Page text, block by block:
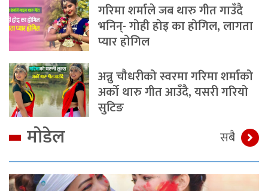
गरिमा शर्माले जब थारु गीत गाउँदै
भनिन्- गोही होइ का होगिल, लागता
प्यार होगिल
अन्नु चौधरीको स्वरमा गरिमा शर्माको
अर्को थारु गीत आउँदै, यसरी गरियो
सुटिङ
मोडेल सबै